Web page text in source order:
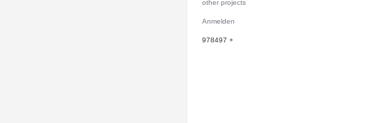
other projects
Anmelden
978497 +